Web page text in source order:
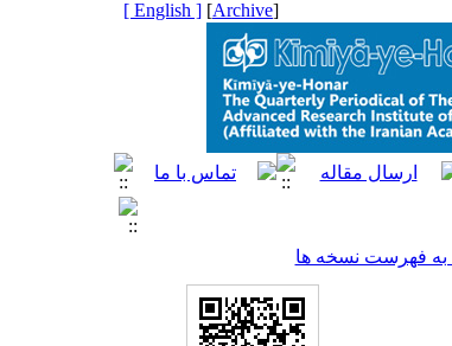
[
Archive
]
[ English ]
فهرست نسخه ها